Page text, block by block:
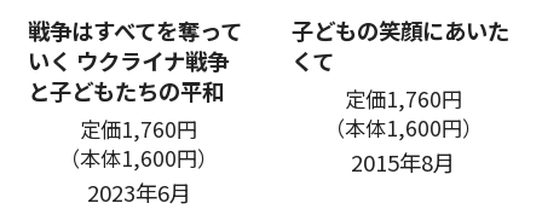
戦争はすべてを奪って
いく ウクライナ戦争
と子どもたちの平和
定価1,760円
（本体1,600円）
2023年6月
子どもの笑顔にあいた
くて
定価1,760円
（本体1,600円）
2015年8月